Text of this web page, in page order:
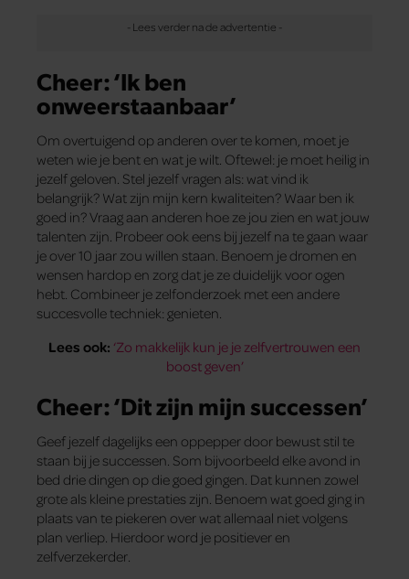
Cheer: ‘Ik ben
onweerstaanbaar’
Om overtuigend op anderen over te komen, moet je
weten wie je bent en wat je wilt. Oftewel: je moet heilig in
jezelf geloven. Stel jezelf vragen als: wat vind ik
belangrijk? Wat zijn mijn kern kwaliteiten? Waar ben ik
goed in? Vraag aan anderen hoe ze jou zien en wat jouw
talenten zijn. Probeer ook eens bij jezelf na te gaan waar
je over 10 jaar zou willen staan. Benoem je dromen en
wensen hardop en zorg dat je ze duidelijk voor ogen
hebt. Combineer je zelfonderzoek met een andere
succesvolle techniek: genieten.
Lees ook: ‘Zo makkelijk kun je je zelfvertrouwen een
boost geven’
Cheer: ‘Dit zijn mijn successen’
Geef jezelf dagelijks een oppepper door bewust stil te
staan bij je successen. Som bijvoorbeeld elke avond in
bed drie dingen op die goed gingen. Dat kunnen zowel
grote als kleine prestaties zijn. Benoem wat goed ging in
plaats van te piekeren over wat allemaal niet volgens
plan verliep. Hierdoor word je positiever en
zelfverzekerder.